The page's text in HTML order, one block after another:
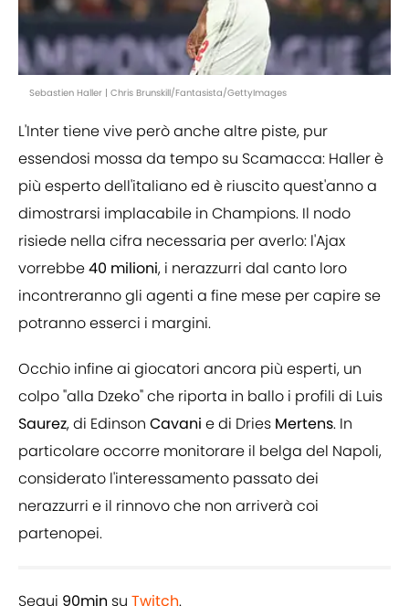
Sebastien Haller | Chris Brunskill/Fantasista/GettyImages
L'Inter tiene vive però anche altre piste, pur
essendosi mossa da tempo su Scamacca: Haller è
più esperto dell'italiano ed è riuscito quest'anno a
dimostrarsi implacabile in Champions. Il nodo
risiede nella cifra necessaria per averlo: l'Ajax
vorrebbe40 milioni, i nerazzurri dal canto loro
incontreranno gli agenti a fine mese per capire se
potranno esserci i margini.
Occhio infine ai giocatori ancora più esperti, un
colpo "alla Dzeko" che riporta in ballo i profili di Luis
Saurez, di Edinson Cavani e di Dries Mertens. In
particolare occorre monitorare il belga del Napoli,
considerato l'interessamento passato dei
nerazzurri e il rinnovo che non arriverà coi
partenopei.
Segui 90min su Twitch.